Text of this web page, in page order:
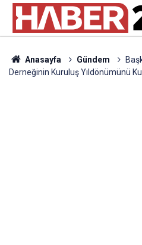
Anasayfa Gündem
Derneğinin Kuruluş Yıldönümünü